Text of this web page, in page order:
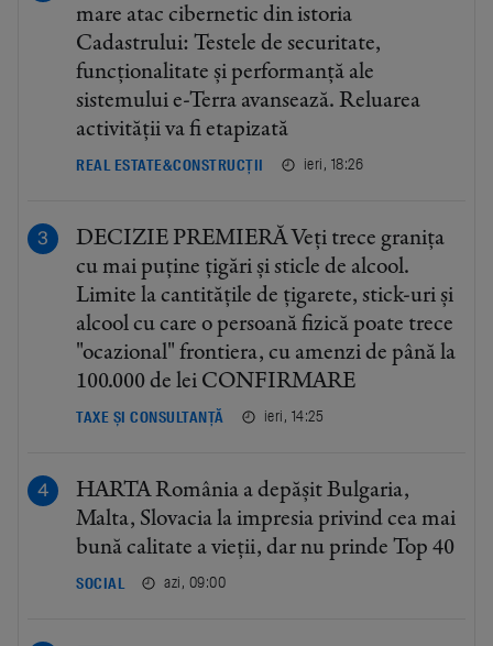
mare atac cibernetic din istoria
Cadastrului: Testele de securitate,
funcționalitate și performanță ale
sistemului e-Terra avansează. Reluarea
activității va fi etapizată
REAL ESTATE&CONSTRUCȚII ieri, 18:26
DECIZIE PREMIERĂ Veți trece granița
cu mai puține țigări și sticle de alcool.
Limite la cantitățile de țigarete, stick-uri și
alcool cu care o persoană fizică poate trece
"ocazional" frontiera, cu amenzi de până la
100.000 de lei CONFIRMARE
TAXE ȘI CONSULTANȚĂ ieri, 14:25
HARTA România a depășit Bulgaria,
Malta, Slovacia la impresia privind cea mai
bună calitate a vieții, dar nu prinde Top 40
SOCIAL azi, 09:00